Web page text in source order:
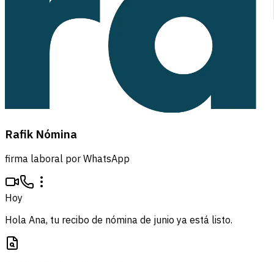
Rafik Nómina
firma laboral por WhatsApp
Hoy
Hola Ana, tu recibo de nómina de junio ya está listo.